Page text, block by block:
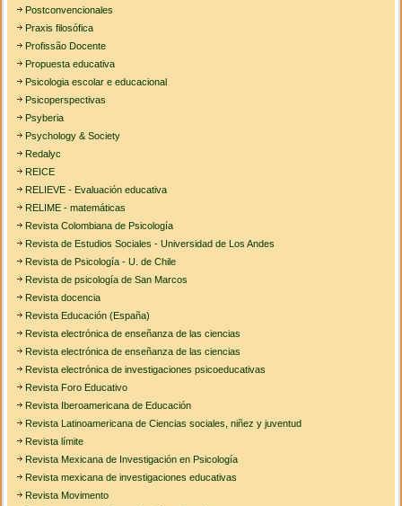
Postconvencionales
Praxis filosófica
Profissão Docente
Propuesta educativa
Psicologia escolar e educacional
Psicoperspectivas
Psyberia
Psychology & Society
Redalyc
REICE
RELIEVE - Evaluación educativa
RELIME - matemáticas
Revista Colombiana de Psicología
Revista de Estudios Sociales - Universidad de Los Andes
Revista de Psicología - U. de Chile
Revista de psicología de San Marcos
Revista docencia
Revista Educación (España)
Revista electrónica de enseñanza de las ciencias
Revista electrónica de enseñanza de las ciencias
Revista electrónica de investigaciones psicoeducativas
Revista Foro Educativo
Revista Iberoamericana de Educación
Revista Latinoamericana de Ciencias sociales, niñez y juventud
Revista límite
Revista Mexicana de Investigación en Psicología
Revista mexicana de investigaciones educativas
Revista Movimento